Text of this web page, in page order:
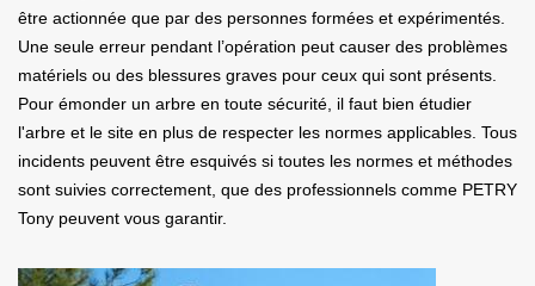
être actionnée que par des personnes formées et expérimentés.
Une seule erreur pendant l’opération peut causer des problèmes
matériels ou des blessures graves pour ceux qui sont présents.
Pour émonder un arbre en toute sécurité, il faut bien étudier
l'arbre et le site en plus de respecter les normes applicables. Tous
incidents peuvent être esquivés si toutes les normes et méthodes
sont suivies correctement, que des professionnels comme PETRY
Tony peuvent vous garantir.